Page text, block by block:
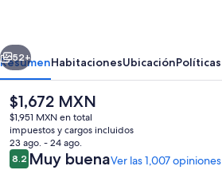
Suites
Siguiente
52+
ResumenHabitacionesUbicaciónPolíticas
El
precio
actual
es
de
$1,672 MXN
$1,672 MXN
$1,951 MXN en total
impuestos y cargos incluidos
23 ago. - 24 ago.
Opiniones
8.28.2 de 10,
Muy buenaVer las 1,007 opiniones